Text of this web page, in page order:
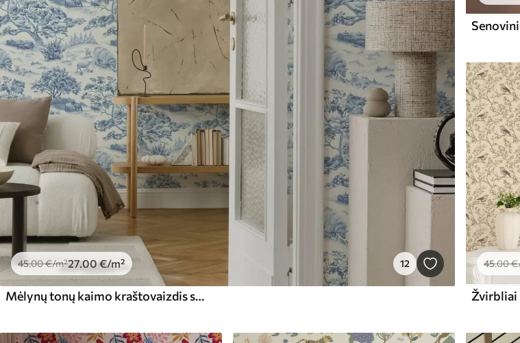
45.00€/m²27.00€/m² 12
Mėlynų tonų kaimo kraštovaizdis su avimis ir medžiais
45.00€
Žvirbliai